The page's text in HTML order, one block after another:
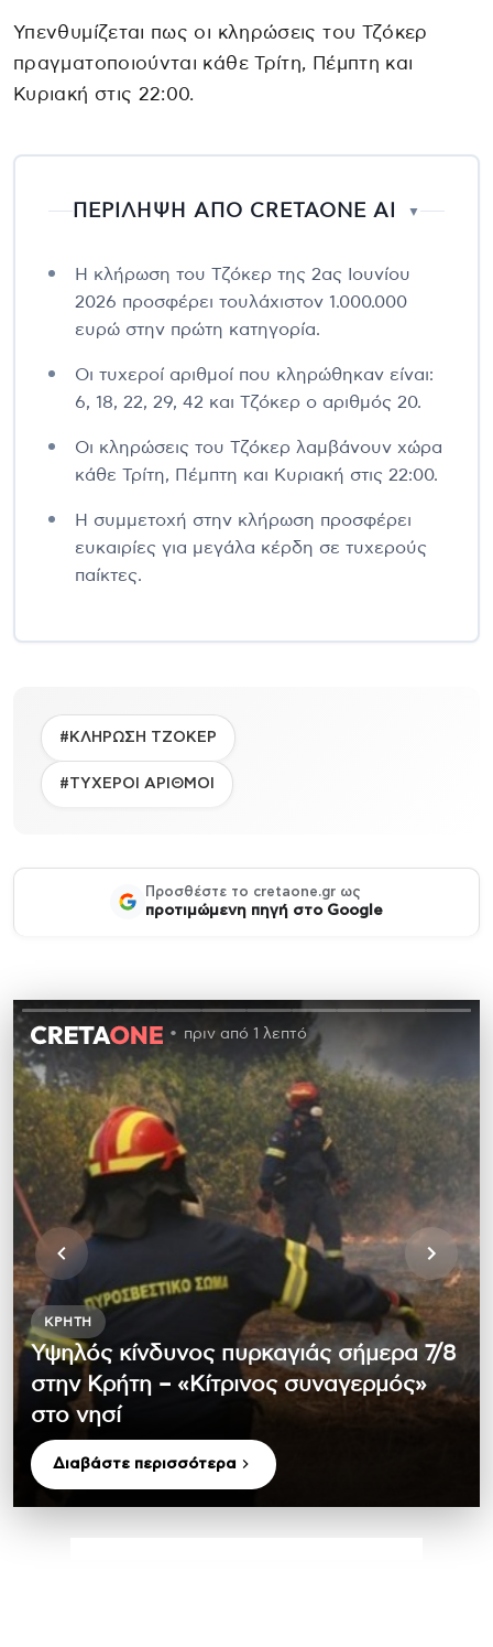
Υπενθυμίζεται πως οι κληρώσεις του Τζόκερ
πραγματοποιούνται κάθε Τρίτη, Πέμπτη και
Κυριακή στις 22:00.
ΠΕΡΙΛΗΨΗ ΑΠΟ CRETAONE AI ▼
Η κλήρωση του Τζόκερ της 2ας Ιουνίου
2026 προσφέρει τουλάχιστον 1.000.000
ευρώ στην πρώτη κατηγορία.
Οι τυχεροί αριθμοί που κληρώθηκαν είναι:
6, 18, 22, 29, 42 και Τζόκερ ο αριθμός 20.
Οι κληρώσεις του Τζόκερ λαμβάνουν χώρα
κάθε Τρίτη, Πέμπτη και Κυριακή στις 22:00.
Η συμμετοχή στην κλήρωση προσφέρει
ευκαιρίες για μεγάλα κέρδη σε τυχερούς
παίκτες.
#ΚΛΗΡΩΣΗ ΤΖΟΚΕΡ
#ΤΥΧΕΡΟΙ ΑΡΙΘΜΟΙ
Προσθέστε το cretaone.gr ως
προτιμώμενη πηγή στο Google
πριν από 1 λεπτό
ΚΡΉΤΗ
Υψηλός κίνδυνος πυρκαγιάς σήμερα 7/8
στην Κρήτη – «Κίτρινος συναγερμός»
στο νησί
Διαβάστε περισσότερα